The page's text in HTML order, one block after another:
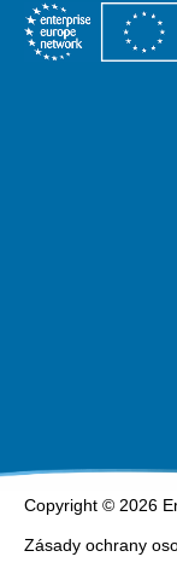
Copyright © 2026
Zásady ochrany